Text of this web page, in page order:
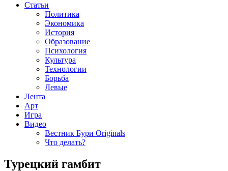
Статьи
Политика
Экономика
История
Образование
Психология
Культура
Технологии
Борьба
Левые
Лента
Арт
Игра
Видео
Вестник Бури Originals
Что делать?
Турецкий гамбит